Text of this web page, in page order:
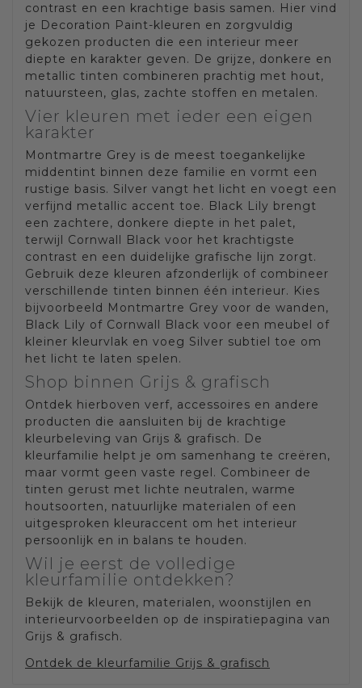
contrast en een krachtige basis samen. Hier vind
je Decoration Paint-kleuren en zorgvuldig
gekozen producten die een interieur meer
diepte en karakter geven. De grijze, donkere en
metallic tinten combineren prachtig met hout,
natuursteen, glas, zachte stoffen en metalen.
Vier kleuren met ieder een eigen
karakter
Montmartre Grey is de meest toegankelijke
middentint binnen deze familie en vormt een
rustige basis. Silver vangt het licht en voegt een
verfijnd metallic accent toe. Black Lily brengt
een zachtere, donkere diepte in het palet,
terwijl Cornwall Black voor het krachtigste
contrast en een duidelijke grafische lijn zorgt.
Gebruik deze kleuren afzonderlijk of combineer
verschillende tinten binnen één interieur. Kies
bijvoorbeeld Montmartre Grey voor de wanden,
Black Lily of Cornwall Black voor een meubel of
kleiner kleurvlak en voeg Silver subtiel toe om
het licht te laten spelen.
Shop binnen Grijs & grafisch
Ontdek hierboven verf, accessoires en andere
producten die aansluiten bij de krachtige
kleurbeleving van Grijs & grafisch. De
kleurfamilie helpt je om samenhang te creëren,
maar vormt geen vaste regel. Combineer de
tinten gerust met lichte neutralen, warme
houtsoorten, natuurlijke materialen of een
uitgesproken kleuraccent om het interieur
persoonlijk en in balans te houden.
Wil je eerst de volledige
kleurfamilie ontdekken?
Bekijk de kleuren, materialen, woonstijlen en
interieurvoorbeelden op de inspiratiepagina van
Grijs & grafisch.
Ontdek de kleurfamilie Grijs & grafisch